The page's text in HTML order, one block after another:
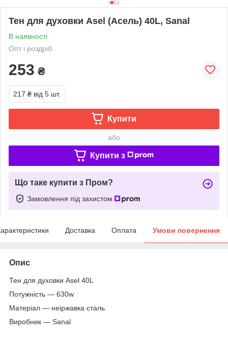
Тен для духовки Asel (Асель) 40L, Sanal
В наявності
Опт і роздріб
253 ₴
217 ₴ від 5 шт.
Купити
або
Купити з
Що таке купити з Пром?
Замовлення під захистом
Доставка Оплата Умови повернення
Опис
Тен для духовки Asel 40L
Потужність — 630w
Матеріал — неіржавка сталь
Виробник — Sanal